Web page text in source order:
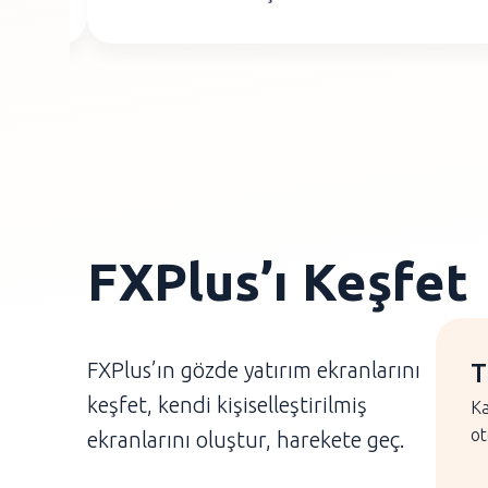
FXPlus’ı Keşfet
FXPlus’ın gözde yatırım ekranlarını
keşfet, kendi kişiselleştirilmiş
ekranlarını oluştur, harekete geç.